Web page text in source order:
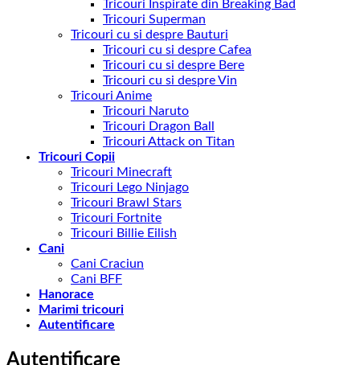
Tricouri Inspirate din Breaking Bad
Tricouri Superman
Tricouri cu si despre Bauturi
Tricouri cu si despre Cafea
Tricouri cu si despre Bere
Tricouri cu si despre Vin
Tricouri Anime
Tricouri Naruto
Tricouri Dragon Ball
Tricouri Attack on Titan
Tricouri Copii
Tricouri Minecraft
Tricouri Lego Ninjago
Tricouri Brawl Stars
Tricouri Fortnite
Tricouri Billie Eilish
Cani
Cani Craciun
Cani BFF
Hanorace
Marimi tricouri
Autentificare
Autentificare